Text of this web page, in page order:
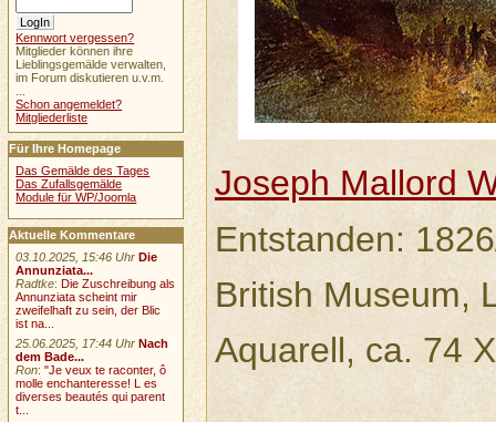
Joseph Mallord
Entstanden:
British Museum,
Aquarell, ca. 74
Kennwort vergessen?
Mitglieder können ihre
Lieblingsgemälde verwalten,
im Forum diskutieren u.v.m.
Schon angemeldet?
Mitgliederliste
Für Ihre Homepage
Das Gemälde des Tages
Das Zufallsgemälde
Module für WP/Joomla
Aktuelle Kommentare
03.10.2025, 15:46 Uhr Die
Annunziata...
Radtke: Die Zuschreibung als
Annunziata scheint mir
zweifelhaft zu sein, der Blic
ist na...
25.06.2025, 17:44 Uhr Nach
dem Bade...
Ron:"Je veux te raconter, ô
molle enchanteresse! L es
diverses beautés qui parent
t...